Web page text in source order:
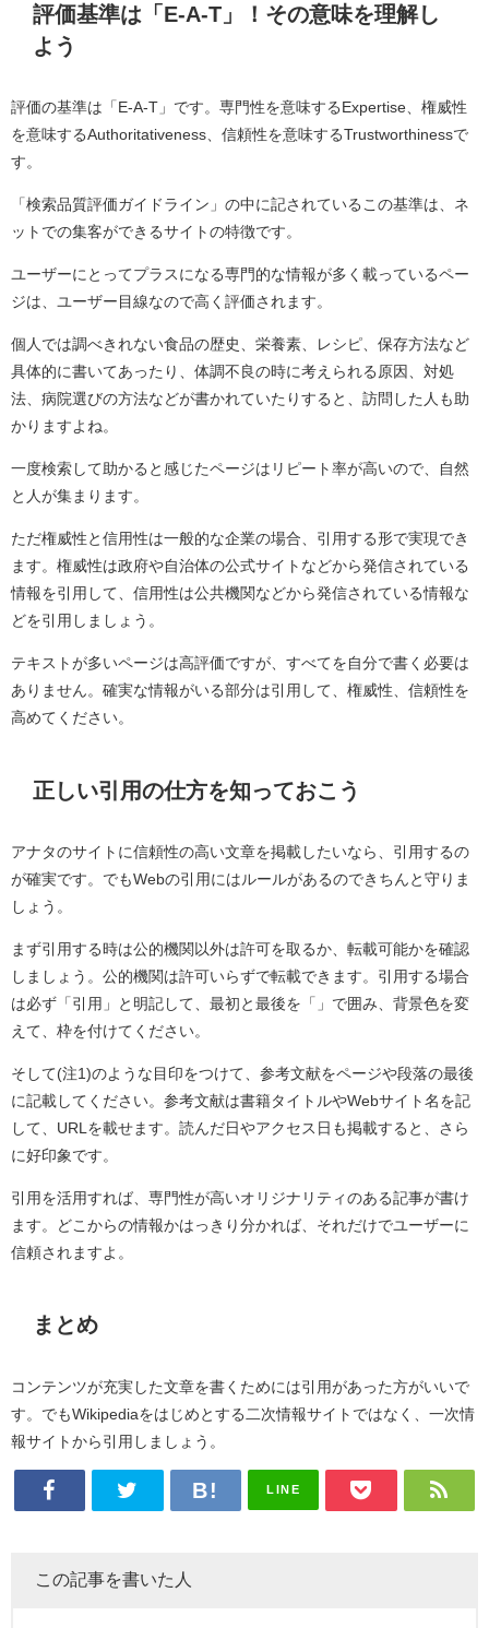
評価基準は「E-A-T」！その意味を理解し
よう
評価の基準は「E-A-T」です。専門性を意味するExpertise、権威性
を意味するAuthoritativeness、信頼性を意味するTrustworthinessで
す。
「検索品質評価ガイドライン」の中に記されているこの基準は、ネ
ットでの集客ができるサイトの特徴です。
ユーザーにとってプラスになる専門的な情報が多く載っているペー
ジは、ユーザー目線なので高く評価されます。
個人では調べきれない食品の歴史、栄養素、レシピ、保存方法など
具体的に書いてあったり、体調不良の時に考えられる原因、対処
法、病院選びの方法などが書かれていたりすると、訪問した人も助
かりますよね。
一度検索して助かると感じたページはリピート率が高いので、自然
と人が集まります。
ただ権威性と信用性は一般的な企業の場合、引用する形で実現でき
ます。権威性は政府や自治体の公式サイトなどから発信されている
情報を引用して、信用性は公共機関などから発信されている情報な
どを引用しましょう。
テキストが多いページは高評価ですが、すべてを自分で書く必要は
ありません。確実な情報がいる部分は引用して、権威性、信頼性を
高めてください。
正しい引用の仕方を知っておこう
アナタのサイトに信頼性の高い文章を掲載したいなら、引用するの
が確実です。でもWebの引用にはルールがあるのできちんと守りま
しょう。
まず引用する時は公的機関以外は許可を取るか、転載可能かを確認
しましょう。公的機関は許可いらずで転載できます。引用する場合
は必ず「引用」と明記して、最初と最後を「」で囲み、背景色を変
えて、枠を付けてください。
そして(注1)のような目印をつけて、参考文献をページや段落の最後
に記載してください。参考文献は書籍タイトルやWebサイト名を記
して、URLを載せます。読んだ日やアクセス日も掲載すると、さら
に好印象です。
引用を活用すれば、専門性が高いオリジナリティのある記事が書け
ます。どこからの情報かはっきり分かれば、それだけでユーザーに
信頼されますよ。
まとめ
コンテンツが充実した文章を書くためには引用があった方がいいで
す。でもWikipediaをはじめとする二次情報サイトではなく、一次情
報サイトから引用しましょう。
LINE
この記事を書いた人